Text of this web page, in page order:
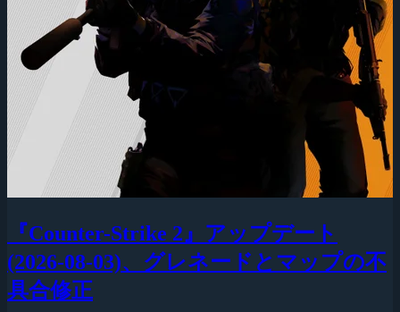
『Counter-Strike 2』アップデート
(2026-08-03)、グレネードとマップの不
具合修正